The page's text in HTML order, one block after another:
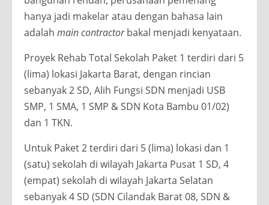
hanya jadi makelar atau dengan bahasa lain
adalah main contractorbakal menjadi kenyataan.
Proyek Rehab Total Sekolah Paket 1 terdiri dari 5
(lima) lokasi Jakarta Barat, dengan rincian
sebanyak 2 SD, Alih Fungsi SDN menjadi USB
SMP, 1 SMA, 1 SMP & SDN Kota Bambu 01/02)
dan 1 TKN.
Untuk Paket 2 terdiri dari 5 (lima) lokasi dan 1
(satu) sekolah di wilayah Jakarta Pusat 1 SD, 4
(empat) sekolah di wilayah Jakarta Selatan
sebanyak 4 SD (SDN Cilandak Barat 08, SDN &